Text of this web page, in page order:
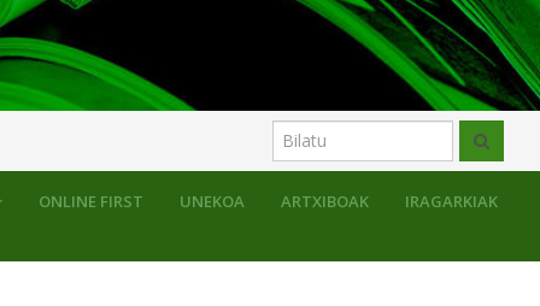
ONLINE FIRST UNEKOA ARTXIBOAK IRAGARKIAK